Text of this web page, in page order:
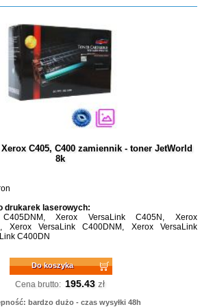
C405, C400 zamiennik - toner JetWorld
8k
drukarek laserowych:
Xerox VersaLink C405N, Xerox
Xerox VersaLink C400DNM, Xerox VersaLink
C400DN
Do koszyka
Cena brutto: 195.43 zł
bardzo dużo - czas wysyłki 48h